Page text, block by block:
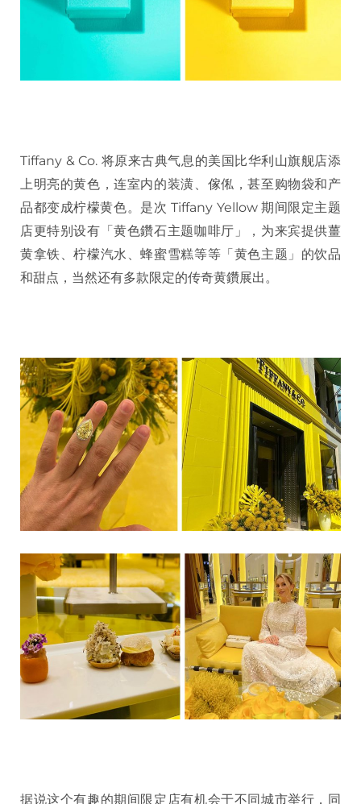
Tiffany & Co. 将原来古典气息的美国比华利山旗舰店添
上明亮的黄色，连室内的装潢、傢俬，甚至购物袋和产
品都变成柠檬黄色。是次 Tiffany Yellow 期间限定主题
店更特别设有「黄色鑽石主题咖啡厅」，为来宾提供薑
黄拿铁、柠檬汽水、蜂蜜雪糕等等「黄色主题」的饮品
和甜点，当然还有多款限定的传奇黄鑽展出。
据说这个有趣的期间限定店有机会于不同城市举行，同